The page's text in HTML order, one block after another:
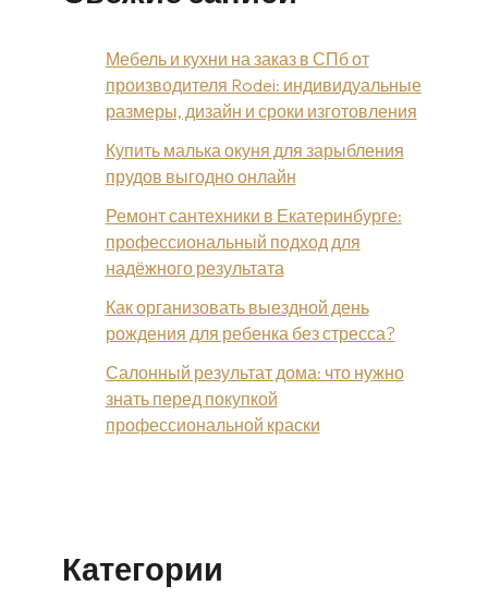
Мебель и кухни на заказ в СПб от
производителя Rodei: индивидуальные
размеры, дизайн и сроки изготовления
Купить малька окуня для зарыбления
прудов выгодно онлайн
Ремонт сантехники в Екатеринбурге:
профессиональный подход для
надёжного результата
Как организовать выездной день
рождения для ребенка без стресса?
Салонный результат дома: что нужно
знать перед покупкой
профессиональной краски
Категории